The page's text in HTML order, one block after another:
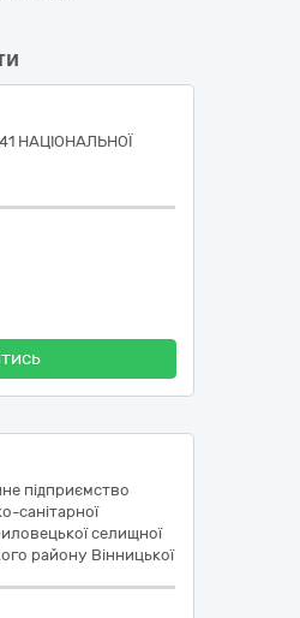
НАЦІОНАЛЬНОЇ
підприємство
санітарної
селищної
району Вінницької